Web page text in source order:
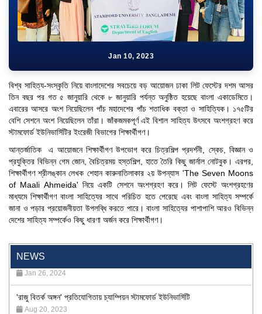
NEWS
Program
Jan 26, 2024
'রাজু বিতর্ক অঙ্গন' প্রতিযোগিতায় চ্যাম্পিয়ন স্টামফোর্ড ইউনিভার্সিটি
Aug 20, 2023
Jan 10, 2023
বিশ্ব সাহিত্য-সংস্কৃতি নিয়ে বাংলাদেশের সবচেয়ে বড় আয়োজন ঢাকা লিট ফেস্টের দশম আসর
তিন বছর পর গত ৫ জানুয়ারি থেকে ৮ জানুয়ারি পর্যন্ত অনুষ্ঠিত হয়েছে বাংলা একাডেমিতে।
এবারের আসরে অংশ নিয়েছিলেন পাঁচ মহাদেশের পাঁচ শতাধিক বক্তা ও সাহিত্যিক। ১৭৫টির
বেশি সেশনে অংশ নিয়েছিলেন তাঁরা। জাঁকজমকপূর্ণ এই বিশাল সাহিত্য উৎসবে অংশগ্রহণ করে
স্টামফোর্ড ইউনিভার্সিটির ইংরেজী বিভাগের শিক্ষার্থীগণ।
আন্তর্জাতিক এ আয়োজনে শিক্ষার্থীগণ উপভোগ করে চিত্রশিল্প প্রদর্শনী, স্কেচ, বিজ্ঞান ও
প্রযুক্তির বিভিন্ন গেম জোন, বৈচিত্রময় হস্তশিল্প, হাতে তৈরি কিছু জার্নাল নোটবুক। এরপর,
শিক্ষার্থীগণ শ্রীলঙ্কান লেখক শেহান কারুনাতিলাকার ২য় উপন্যাস 'The Seven Moons
of Maali Ahmeida' নিয়ে একটি সেশনে অংশগ্রহণ করে। লিট ফেস্টে অংশগ্রহণের
মাধ্যমে শিক্ষার্থীগণ বাংলা সাহিত্যের সাথে পরিচিত হতে পেরেছে এবং বাংলা সাহিত্য সম্পর্কে
জানা ও পড়ার প্রয়োজনীয়তা উপলব্ধি করতে পারে। বাংলা সাহিত্যের পাশাপাশি আরও বিভিন্ন
দেশের সাহিত্য সম্পর্কেও কিছু ধারণা অর্জন করে শিক্ষার্থীগণ।